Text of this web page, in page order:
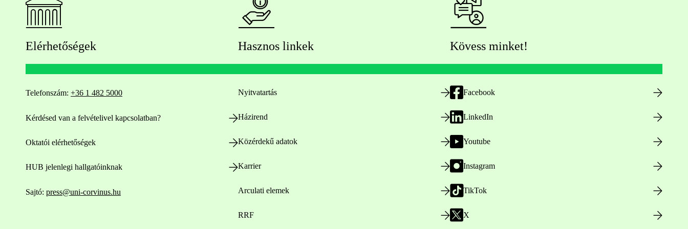
Elérhetőségek
Telefonszám: +36 1 482 5000
Kérdésed van a felvételivel kapcsolatban?
Oktatói elérhetőségek
HUB jelenlegi hallgatóinknak
Sajtó: press@uni-corvinus.hu
Hasznos linkek
Nyitvatartás
Házirend
Közérdekű adatok
Karrier
Arculati elemek
RRF
Kövess minket!
Facebook
LinkedIn
Youtube
Instagram
TikTok
X